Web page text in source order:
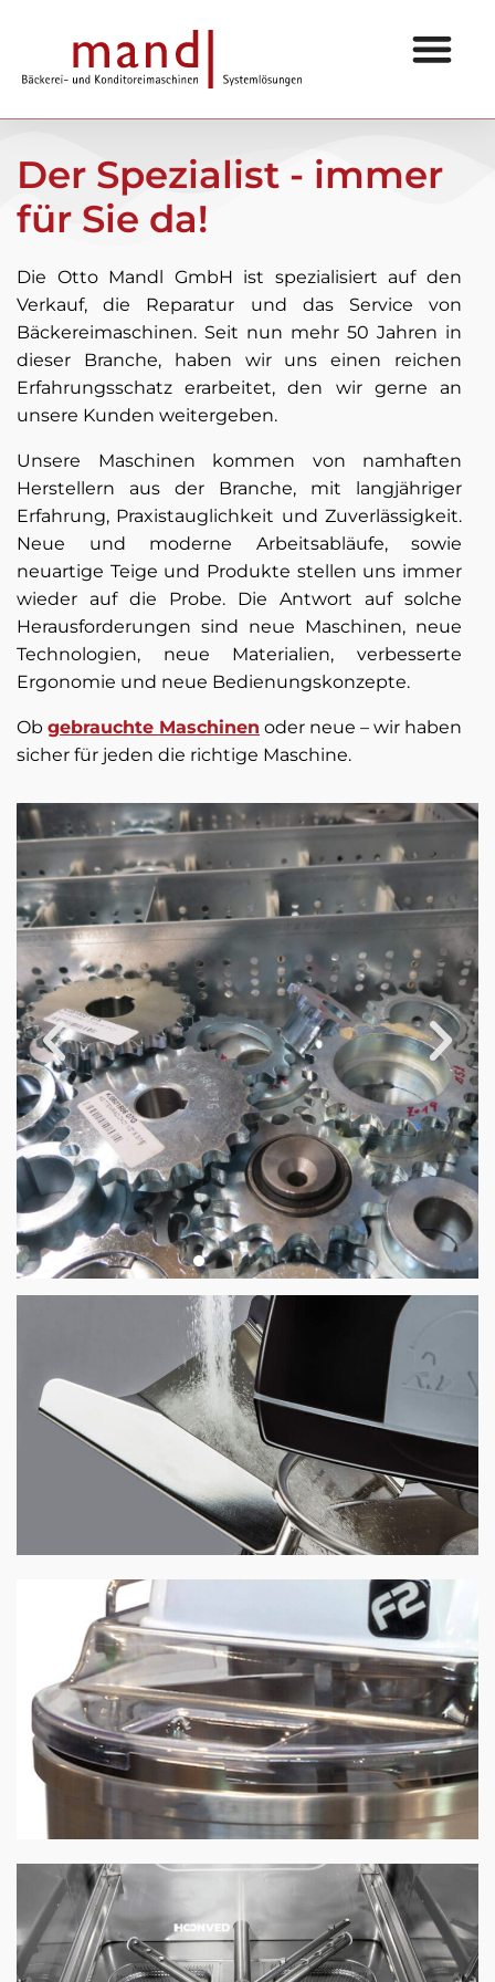
Der Spezialist - immer
für Sie da!
Die Otto Mandl GmbH ist spezialisiert auf den
Verkauf, die Reparatur und das Service von
Bäckereimaschinen. Seit nun mehr 50 Jahren in
dieser Branche, haben wir uns einen reichen
Erfahrungsschatz erarbeitet, den wir gerne an
unsere Kunden weitergeben.
Unsere Maschinen kommen von namhaften
Herstellern aus der Branche, mit langjähriger
Erfahrung, Praxistauglichkeit und Zuverlässigkeit.
Neue und moderne Arbeitsabläufe, sowie
neuartige Teige und Produkte stellen uns immer
wieder auf die Probe. Die Antwort auf solche
Herausforderungen sind neue Maschinen, neue
Technologien, neue Materialien, verbesserte
Ergonomie und neue Bedienungskonzepte.
Ob gebrauchte Maschinen oder neue – wir haben
sicher für jeden die richtige Maschine.